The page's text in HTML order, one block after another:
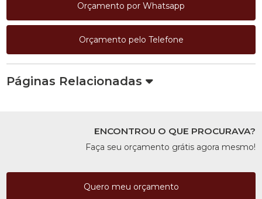
Orçamento por Whatsapp
Orçamento pelo Telefone
Páginas Relacionadas
ENCONTROU O QUE PROCURAVA?
Faça seu orçamento grátis agora mesmo!
Quero meu orçamento